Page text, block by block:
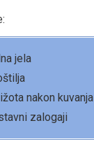
jela
nakon kuvanja
zalogaji